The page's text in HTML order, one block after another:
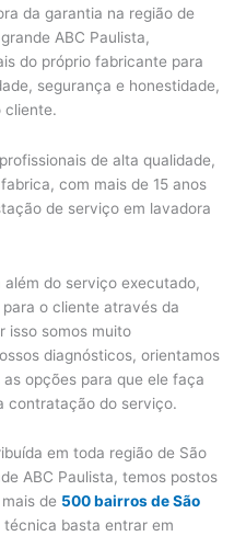
da garantia na região de
ABC Paulista,
do próprio fabricante para
segurança e honestidade,
cliente.
de alta qualidade,
com mais de 15 anos
de serviço em lavadora
do serviço executado,
o cliente através da
isso somos muito
diagnósticos, orientamos
opções para que ele faça
contratação do serviço.
em toda região de São
ABC Paulista, temos postos
de 500 bairros de São
basta entrar em